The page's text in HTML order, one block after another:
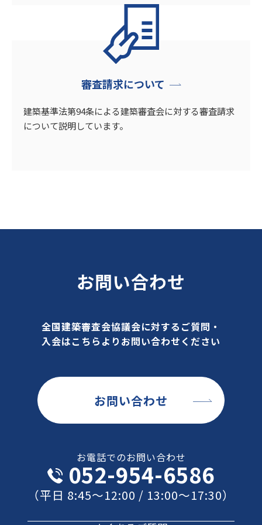
審査請求について
建築基準法第94条による建築審査会に対する審査請求
について説明しています。
お問い合わせ
全国建築審査会協議会に対するご質問・
入会はこちらよりお問い合わせください
お問い合わせ
お電話でのお問い合わせ
052-954-6586
（平日 8:45～12:00 / 13:00～17:30）